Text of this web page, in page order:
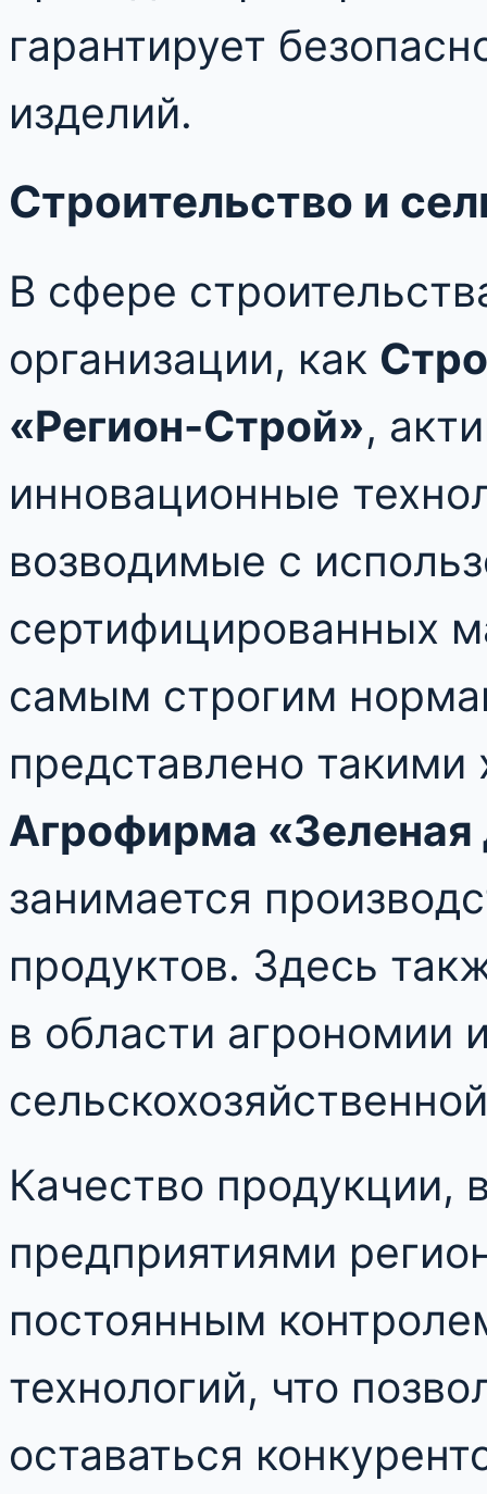
гарантирует
изделий.
Строительство и
В сфере
организации, как
«Регион-Строй»,
инновационные
возводимые с
сертифицированных
самым строгим
представлено такими
Агрофирма «Зеленая
занимается
продуктов. Здесь
в области агрономии
Качество продукции,
предприятиями
постоянным
технологий, что
оставаться